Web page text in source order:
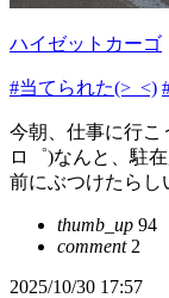
ハイゼットカーゴ
#当てられた(>_<)
今朝、仕事に行こ
ロ゜)なんと、駐
前にぶつけたらし
thumb_up 94
comment2
2025/10/30 17:57